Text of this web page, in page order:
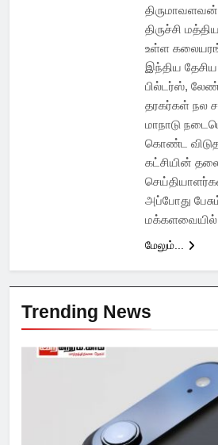
திருமாவளவன்
திருச்சி
உள்ள
இந்திய
பில்டர்ஸ்,
தரகர்கள் நல
மாநாடு
கொண்ட
கட்சியின்
அப்போது
மேலும்...
Trending News